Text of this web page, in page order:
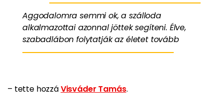
Aggodalomra semmi ok, a szálloda
alkalmazottai azonnal jöttek segíteni. Élve,
szabadlábon folytatják az életet tovább
– tette hozzáVisváder Tamás.